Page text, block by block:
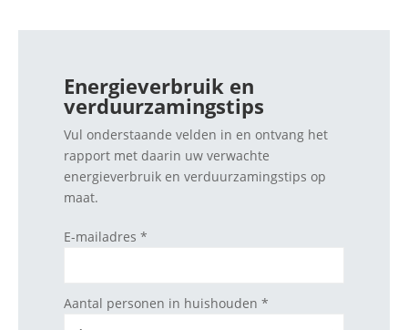
Energieverbruik en
verduurzamingstips
Vul onderstaande velden in en ontvang het
rapport met daarin uw verwachte
energieverbruik en verduurzamingstips op
maat.
E-mailadres *
Aantal personen in huishouden *